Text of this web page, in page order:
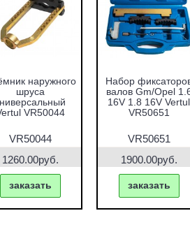
наружного
шруса
VR50044
VR50044
1260.00руб.
заказать
Набор
валов Gm/Opel
16V 1.8 16V Vertul
VR50651
VR50651
1900.00руб.
заказать